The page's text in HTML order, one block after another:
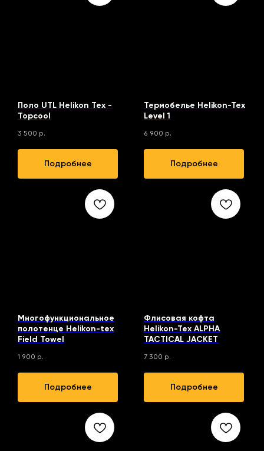
Поло UTL Helikon Tex -
Topcool
3 500 р.
Подробнее
Термобелье Helikon-Tex
Level 1
6 900 р.
Подробнее
Многофункциональное
полотенце Helikon-tex
Field Towel
1 900 р.
Подробнее
Флисовая кофта
Helikon-Tex ALPHA
TACTICAL JACKET
7 300 р.
Подробнее